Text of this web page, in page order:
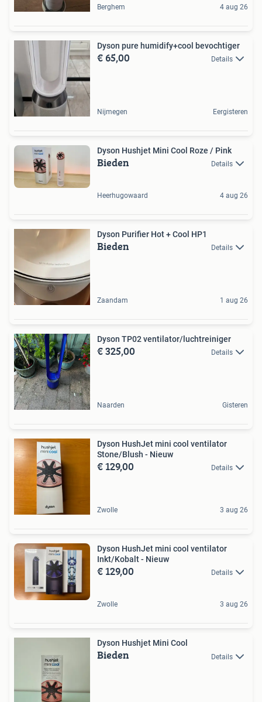
Berghem 4 aug 26
Dyson pure humidify+cool bevochtiger
€ 65,00 Details
Nijmegen Eergisteren
Dyson Hushjet Mini Cool Roze / Pink
Bieden Details
Heerhugowaard 4 aug 26
Dyson Purifier Hot + Cool HP1
Bieden Details
Zaandam 1 aug 26
Dyson TP02 ventilator/luchtreiniger
€ 325,00 Details
Naarden Gisteren
Dyson HushJet mini cool ventilator
Stone/Blush - Nieuw
€ 129,00 Details
Zwolle 3 aug 26
Dyson HushJet mini cool ventilator
Inkt/Kobalt - Nieuw
€ 129,00 Details
Zwolle 3 aug 26
Dyson Hushjet Mini Cool
Bieden Details